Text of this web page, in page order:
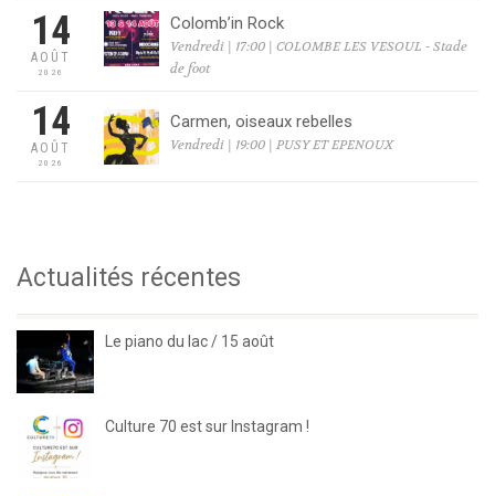
14
AOÛT
2026
Colomb’in Rock
Vendredi | 17:00 | COLOMBE LES VESOUL - Stade
de foot
14
AOÛT
2026
Carmen, oiseaux rebelles
Vendredi | 19:00 | PUSY ET EPENOUX
Actualités récentes
Le piano du lac / 15 août
Culture 70 est sur Instagram !